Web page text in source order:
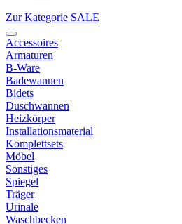
Zur Kategorie SALE
Accessoires
Armaturen
B-Ware
Badewannen
Bidets
Duschwannen
Heizkörper
Installationsmaterial
Komplettsets
Möbel
Sonstiges
Spiegel
Träger
Urinale
Waschbecken